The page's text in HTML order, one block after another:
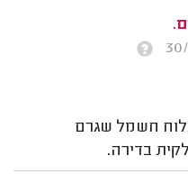
חשמל שגרם
בדירה.